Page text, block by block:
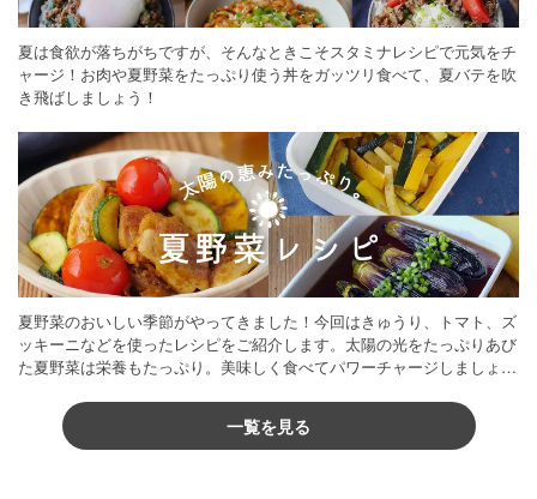
夏は食欲が落ちがちですが、そんなときこそスタミナレシピで元気をチ
ャージ！お肉や夏野菜をたっぷり使う丼をガッツリ食べて、夏バテを吹
き飛ばしましょう！
夏野菜のおいしい季節がやってきました！今回はきゅうり、トマト、ズ
ッキーニなどを使ったレシピをご紹介します。太陽の光をたっぷりあび
た夏野菜は栄養もたっぷり。美味しく食べてパワーチャージしましょう
一覧を見る